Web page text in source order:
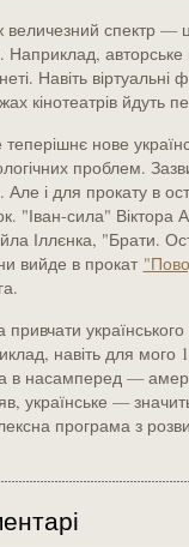
спектр —
Наприклад,
Навіть
кінотеатрів йдуть
нове
проблем.
Але і для прокату в
"Іван-сила" Віктора
Іллєнка, "Брати.
вийде в прокат
привчати
навіть для мого
а в насамперед —
українське —
програма з